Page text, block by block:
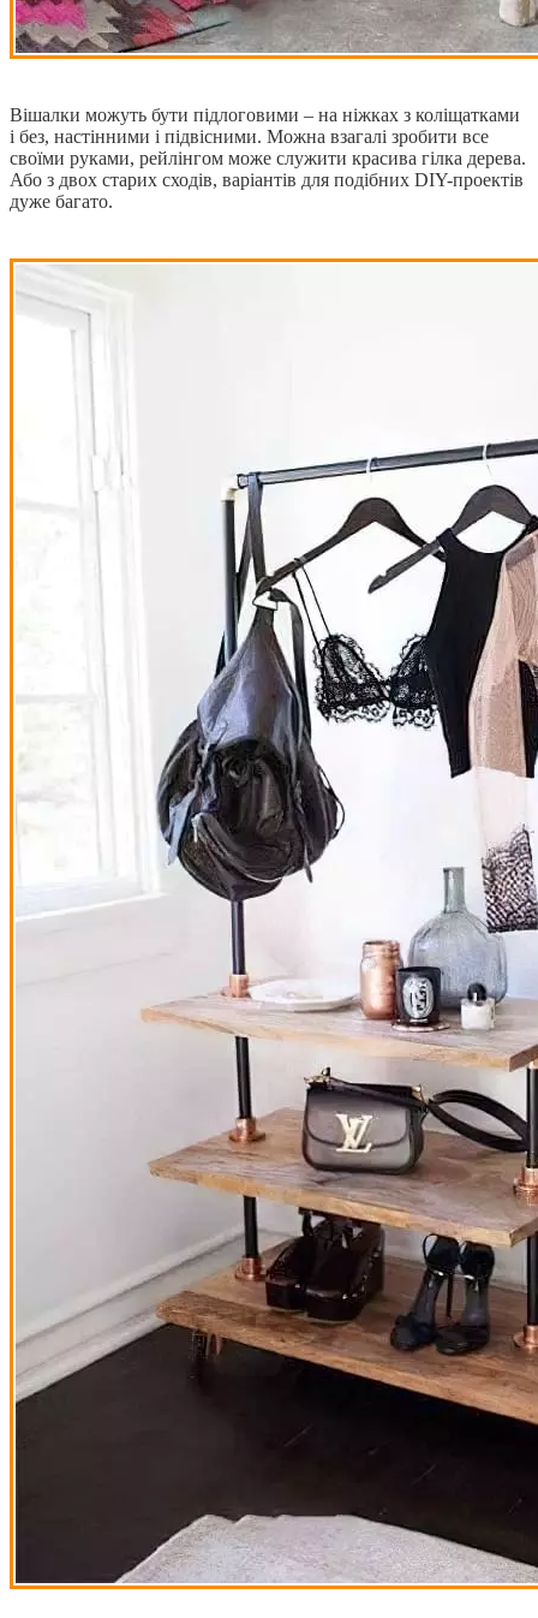
Вішалки можуть бути підлоговими – на ніжках з коліщатками
і без, настінними і підвісними. Можна взагалі зробити все
своїми руками, рейлінгом може служити красива гілка дерева.
Або з двох старих сходів, варіантів для подібних DIY-проектів
дуже багато.